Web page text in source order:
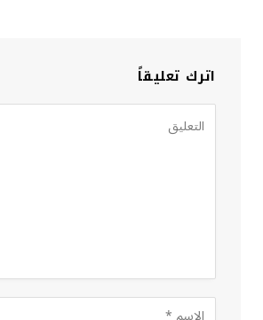
اترك تعليقاً